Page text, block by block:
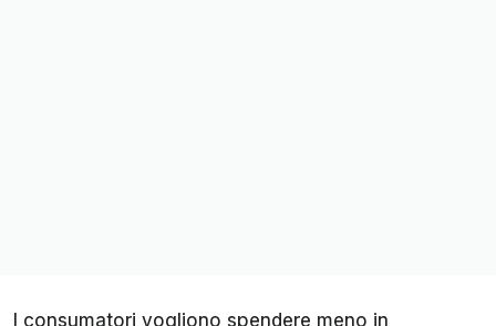
I consumatori vogliono spendere meno in